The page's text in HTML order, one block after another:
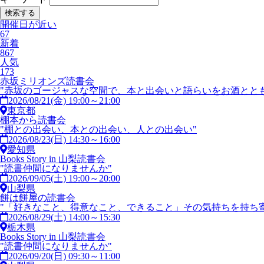
開催日が近い
67
新着
867
人気
173
赤坂ミリオンズ読書会
"赤坂のゴージャスな空間で、本と出会いと語らいをお酒とと
2026/08/21(金) 19:00～21:00
東京都
棚本から読書会
"棚との出会い、本との出会い、人との出会い"
2026/08/23(日) 14:30～16:00
愛知県
Books Story in 山梨読書会
"読書仲間になりませんか"
2026/09/05(土) 19:00～20:00
山梨県
餅は餅屋の読書会
"「好きなこと、得意なこと、できること」その気持ちを持ち
2026/08/29(土) 14:00～15:30
栃木県
Books Story in 山梨読書会
"読書仲間になりませんか"
2026/09/20(日) 09:30～11:00